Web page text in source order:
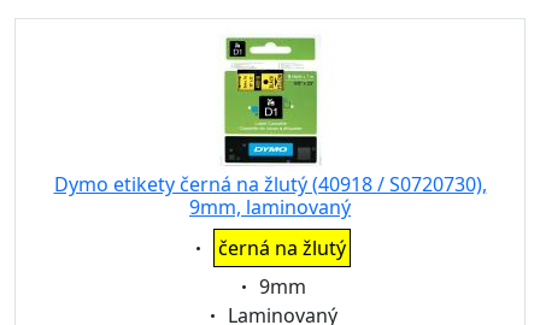
Dymo etikety černá na žlutý (40918 / S0720730),
9mm, laminovaný
Eigenschaft:
černá na žlutý
Eigenschaft:
9mm
Eigenschaft:
Laminovaný